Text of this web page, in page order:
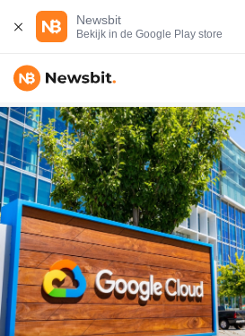
Newsbit
Bekijk in de Google Play store